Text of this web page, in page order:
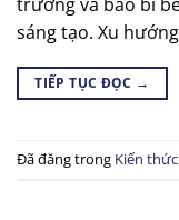
sáng tạo. Xu
TIẾP TỤC ĐỌC →
Đã đăng trong Kiến